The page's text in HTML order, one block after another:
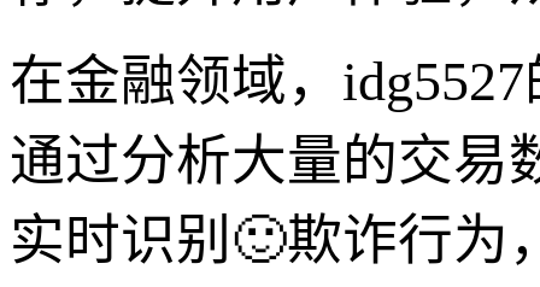
在金融领域，
通过分析大量的交易
实时识别🙂欺诈行为